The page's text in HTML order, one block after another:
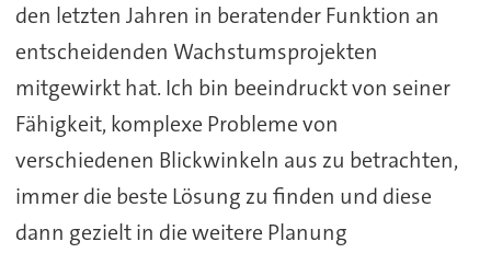
den letzten Jahren in beratender Funktion an
entscheidenden Wachstumsprojekten
mitgewirkt hat. Ich bin beeindruckt von seiner
Fähigkeit, komplexe Probleme von
verschiedenen Blickwinkeln aus zu betrachten,
immer die beste Lösung zu finden und diese
dann gezielt in die weitere Planung